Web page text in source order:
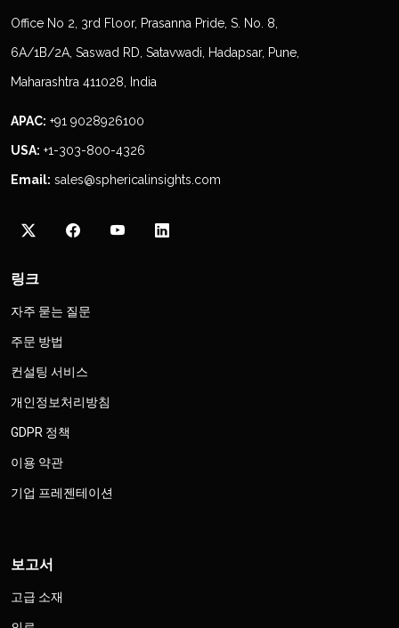
Office No 2, 3rd Floor, Prasanna Pride, S. No. 8,
6A/1B/2A, Saswad RD, Satavwadi, Hadapsar, Pune,
Maharashtra 411028, India
APAC: +91 9028926100
USA: +1-303-800-4326
Email: sales@sphericalinsights.com
링크
자주 묻는 질문
주문 방법
컨설팅 서비스
개인정보처리방침
GDPR 정책
이용 약관
기업 프레젠테이션
보고서
고급 소재